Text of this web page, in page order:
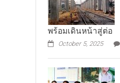
พร้อมเดินหน้าสู่ต่อ
October 5, 2025